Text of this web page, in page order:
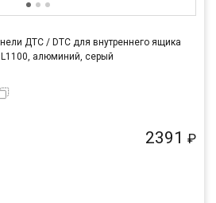
ДТС / DTC для внутреннего ящика
алюминий, серый
2391 ₽